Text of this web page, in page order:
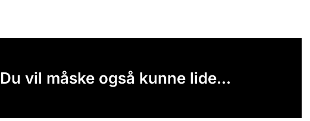
Du vil måske også kunne lide...